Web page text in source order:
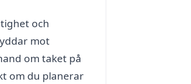
och
mot
om taket på
om du planerar